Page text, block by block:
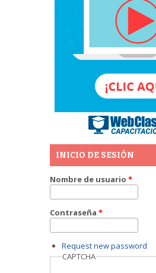
INICIO DE SESIÓN
Nombre de usuario *
Contraseña *
Request new password
CAPTCHA